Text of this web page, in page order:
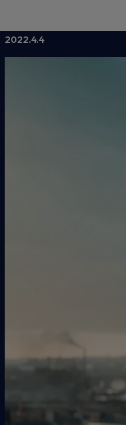
グリンデルバルドとダンブ
2022.4.4